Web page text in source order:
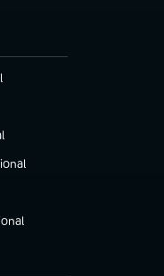
aba)
aba)